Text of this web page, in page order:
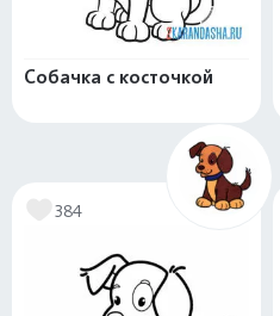
Собачка с косточкой
384